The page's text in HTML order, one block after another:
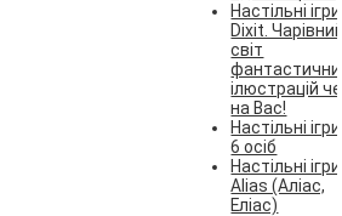
Настільні ігри
Dixit.
світ
ілюстрацій
на Вас!
Настільні
6 осіб
Настільні ігри
Alias (Аліас,
Еліас)